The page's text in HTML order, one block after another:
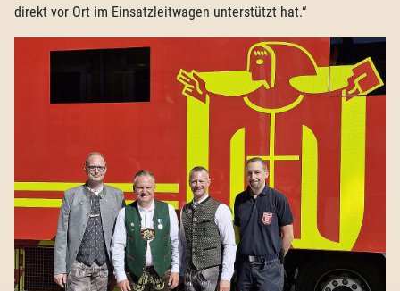
direkt vor Ort im Einsatzleitwagen unterstützt hat.“